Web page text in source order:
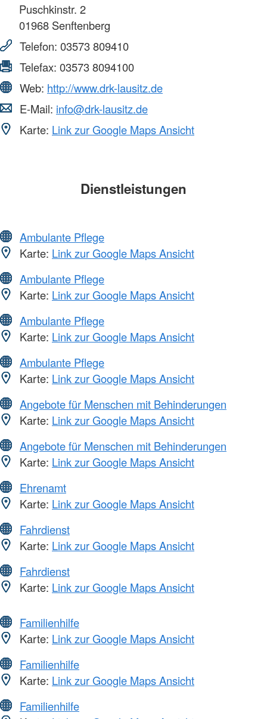
Puschkinstr. 2
01968 Senftenberg
Telefon: 03573 809410
Telefax: 03573 8094100
Web: http://www.drk-lausitz.de
E-Mail: info@drk-lausitz.de
Karte: Link zur Google Maps Ansicht
Dienstleistungen
Ambulante Pflege
Karte: Link zur Google Maps Ansicht
Ambulante Pflege
Karte: Link zur Google Maps Ansicht
Ambulante Pflege
Karte: Link zur Google Maps Ansicht
Ambulante Pflege
Karte: Link zur Google Maps Ansicht
Angebote für Menschen mit Behinderungen
Karte: Link zur Google Maps Ansicht
Angebote für Menschen mit Behinderungen
Karte: Link zur Google Maps Ansicht
Ehrenamt
Karte: Link zur Google Maps Ansicht
Fahrdienst
Karte: Link zur Google Maps Ansicht
Fahrdienst
Karte: Link zur Google Maps Ansicht
Familienhilfe
Karte: Link zur Google Maps Ansicht
Familienhilfe
Karte: Link zur Google Maps Ansicht
Familienhilfe